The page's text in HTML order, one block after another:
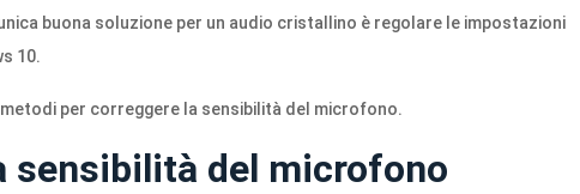
buona soluzione per un audio cristallino è regolare le impostazioni
10.
per correggere la sensibilità del microfono.
sensibilità del microfono